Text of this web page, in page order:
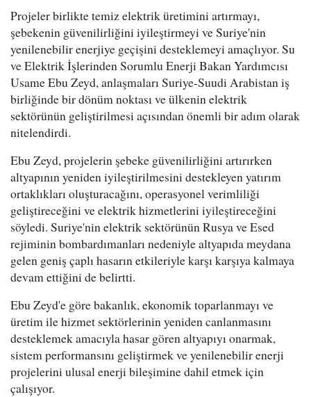
Projeler birlikte temiz elektrik üretimini artırmayı,
şebekenin güvenilirliğini iyileştirmeyi ve Suriye'nin
yenilenebilir enerjiye geçişini desteklemeyi amaçlıyor. Su
ve Elektrik İşlerinden Sorumlu Enerji Bakan Yardımcısı
Usame Ebu Zeyd, anlaşmaları Suriye-Suudi Arabistan iş
birliğinde bir dönüm noktası ve ülkenin elektrik
sektörünün geliştirilmesi açısından önemli bir adım olarak
nitelendirdi.
Ebu Zeyd, projelerin şebeke güvenilirliğini artırırken
altyapının yeniden iyileştirilmesini destekleyen yatırım
ortaklıkları oluşturacağını, operasyonel verimliliği
geliştireceğini ve elektrik hizmetlerini iyileştireceğini
söyledi. Suriye'nin elektrik sektörünün Rusya ve Esed
rejiminin bombardımanları nedeniyle altyapıda meydana
gelen geniş çaplı hasarın etkileriyle karşı karşıya kalmaya
devam ettiğini de belirtti.
Ebu Zeyd'e göre bakanlık, ekonomik toparlanmayı ve
üretim ile hizmet sektörlerinin yeniden canlanmasını
desteklemek amacıyla hasar gören altyapıyı onarmak,
sistem performansını geliştirmek ve yenilenebilir enerji
projelerini ulusal enerji bileşimine dahil etmek için
çalışıyor.